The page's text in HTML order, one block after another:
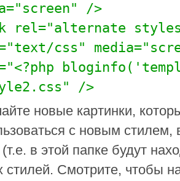
/>
rel="alternate
css"
/>
новые картинки,
с новым стилем,
в этой папке будут
стилей. Смотрите, чтобы